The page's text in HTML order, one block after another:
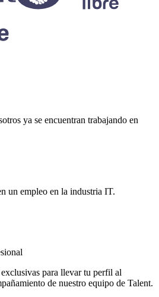
ya se encuentran trabajando en
un empleo en la industria IT.
para llevar tu perfil al
de nuestro equipo de Talent.